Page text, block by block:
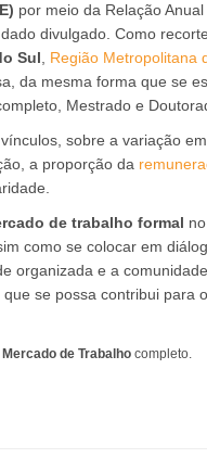
por meio da Relação
divulgado. Como
Sul Região Metropolitana
da mesma forma que se
Mestrado e
sobre a variação
a proporção da
de trabalho formal
como se colocar em
organizada e a
se possa contribui para
de Trabalho completo.